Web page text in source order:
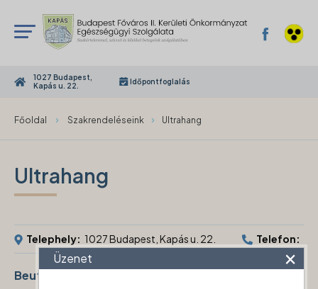
1027 Budapest,
Kapás u. 22.
Időpontfoglalás
Főoldal › Szakrendeléseink › Ultrahang
Ultrahang
Telephely: 1027 Budapest, Kapás u. 22. Telefon:
Beutaló
Üzenet ×